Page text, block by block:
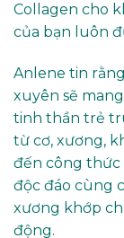
Collagen cho
của bạn luôn
Anlene tin
xuyên sẽ
tinh thần trẻ
từ cơ, xương,
đến công thức
độc đáo cùng
xương khớp
động.